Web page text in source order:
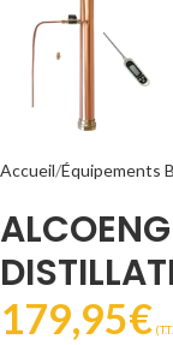
Accueil Équipements
179,95€